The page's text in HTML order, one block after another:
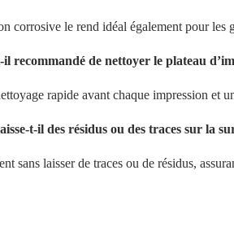
corrosive le rend idéal également pour les
recommandé de nettoyer le plateau
rapide avant chaque impression et
t-il des résidus ou des traces sur la
sans laisser de traces ou de résidus,